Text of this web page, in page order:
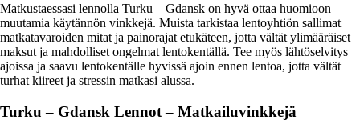
Matkustaessasi lennolla Turku – Gdansk on hyvä ottaa huomioon
muutamia käytännön vinkkejä. Muista tarkistaa lentoyhtiön sallimat
matkatavaroiden mitat ja painorajat etukäteen, jotta vältät ylimääräiset
maksut ja mahdolliset ongelmat lentokentällä. Tee myös lähtöselvitys
ajoissa ja saavu lentokentälle hyvissä ajoin ennen lentoa, jotta vältät
turhat kiireet ja stressin matkasi alussa.
Turku – Gdansk Lennot – Matkailuvinkkejä